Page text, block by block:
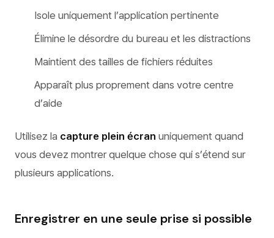
Isole uniquement l’application pertinente
Élimine le désordre du bureau et les distractions
Maintient des tailles de fichiers réduites
Apparaît plus proprement dans votre centre
d’aide
Utilisez la capture plein écran uniquement quand
vous devez montrer quelque chose qui s’étend sur
plusieurs applications.
Enregistrer en une seule prise si possible